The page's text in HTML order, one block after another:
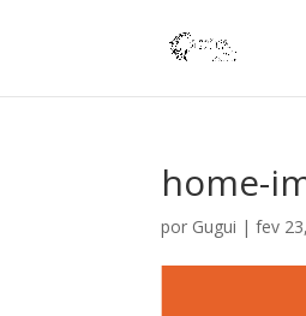
home-
por Gugui |fev